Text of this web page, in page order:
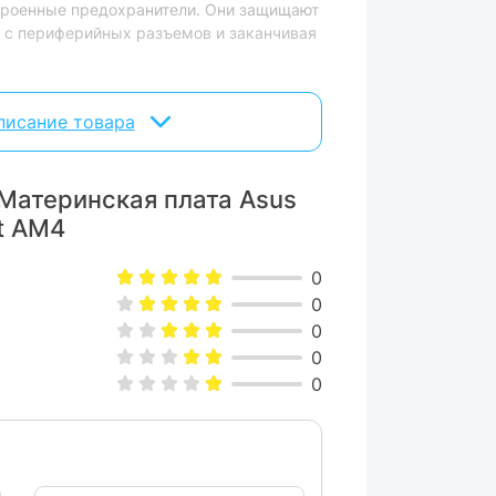
предохранители. Они защищают
периферийных разъемов и заканчивая
изготавливается из нержавеющей
хрома, который обладает
полноценная защита от
электричества.
проверяют множество
платами ASUS, что позволяет
товара
плата Asus
AM4
0
0
0
0
0